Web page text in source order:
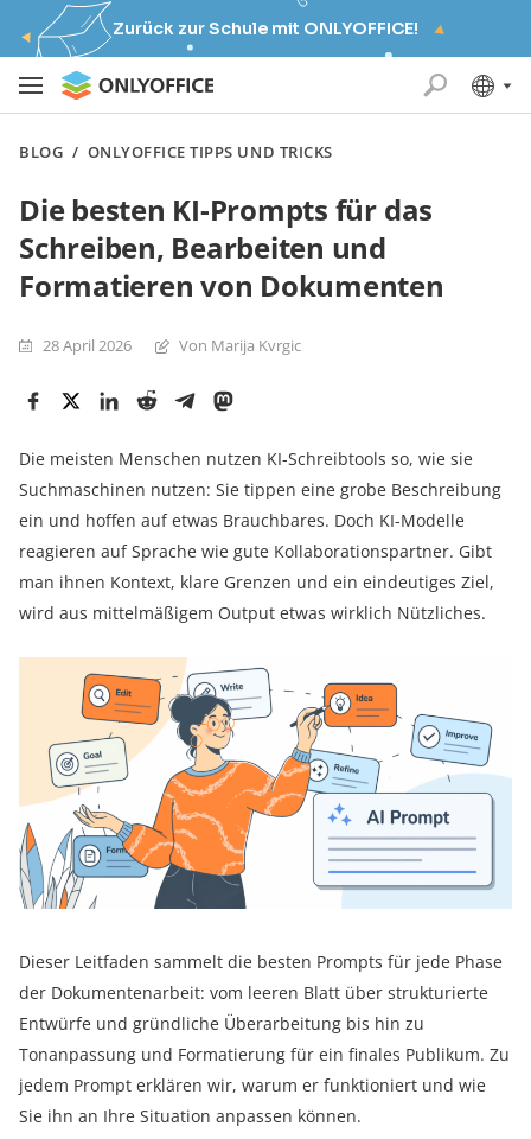
Zurück zur Schule mit ONLYOFFICE!
BLOG / ONLYOFFICE TIPPS UND TRICKS
Die besten KI-Prompts für das
Schreiben, Bearbeiten und
Formatieren von Dokumenten
28 April 2026 Von Marija Kvrgiс
Die meisten Menschen nutzen KI-Schreibtools so, wie sie
Suchmaschinen nutzen: Sie tippen eine grobe Beschreibung
ein und hoffen auf etwas Brauchbares. Doch KI-Modelle
reagieren auf Sprache wie gute Kollaborationspartner. Gibt
man ihnen Kontext, klare Grenzen und ein eindeutiges Ziel,
wird aus mittelmäßigem Output etwas wirklich Nützliches.
Dieser Leitfaden sammelt die besten Prompts für jede Phase
der Dokumentenarbeit: vom leeren Blatt über strukturierte
Entwürfe und gründliche Überarbeitung bis hin zu
Tonanpassung und Formatierung für ein finales Publikum. Zu
jedem Prompt erklären wir, warum er funktioniert und wie
Sie ihn an Ihre Situation anpassen können.